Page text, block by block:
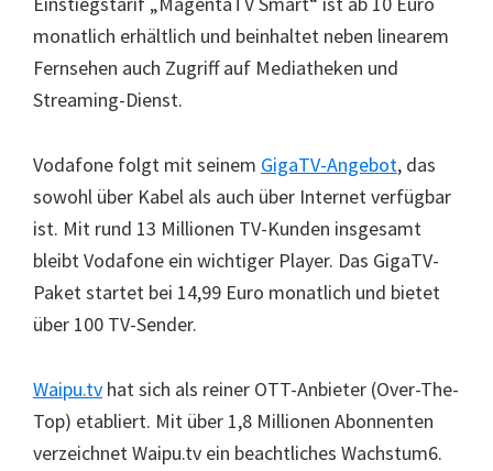
monatlich erhältlich und beinhaltet neben linearem
Fernsehen auch Zugriff auf Mediatheken und
Streaming-Dienst.
Vodafone folgt mit seinem GigaTV-Angebot, das
sowohl über Kabel als auch über Internet verfügbar
ist. Mit rund 13 Millionen TV-Kunden insgesamt
bleibt Vodafone ein wichtiger Player. Das GigaTV-
Paket startet bei 14,99 Euro monatlich und bietet
über 100 TV-Sender.
Waipu.tv hat sich als reiner OTT-Anbieter (Over-The-
Top) etabliert. Mit über 1,8 Millionen Abonnenten
verzeichnet Waipu.tv ein beachtliches Wachstum6.